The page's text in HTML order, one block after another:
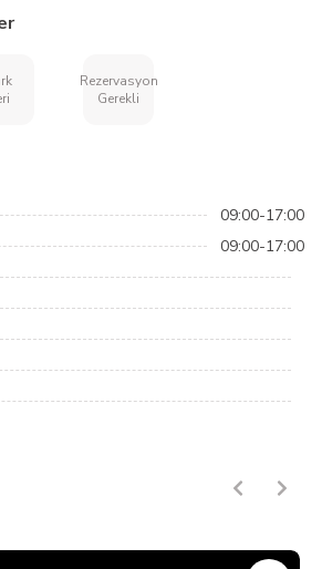
Rezervasyon
Gerekli
09:00-17:00
09:00-17:00